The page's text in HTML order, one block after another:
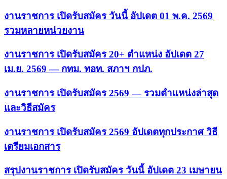
งานราชการ เปิดรับสมัคร วันนี้ อัปเดต 01 พ.ค. 2569
รวมหลายหน่วยงาน
งานราชการ เปิดรับสมัคร 20+ ตำแหน่ง อัปเดต 27
เม.ย. 2569 — กทม. ทอท. สภาฯ กปภ.
งานราชการ เปิดรับสมัคร 2569 — รวมตำแหน่งล่าสุด
และวิธีสมัคร
งานราชการ เปิดรับสมัคร 2569 อัปเดตทุกประกาศ วิธี
เตรียมเอกสาร
สรุปงานราชการ เปิดรับสมัคร วันนี้ อัปเดต 23 เมษายน